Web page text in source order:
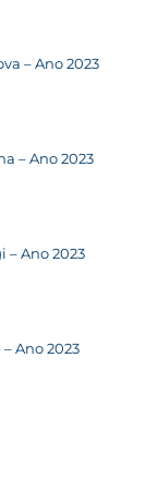
– Ano 2023
– Ano 2023
– Ano 2023
Ano 2023